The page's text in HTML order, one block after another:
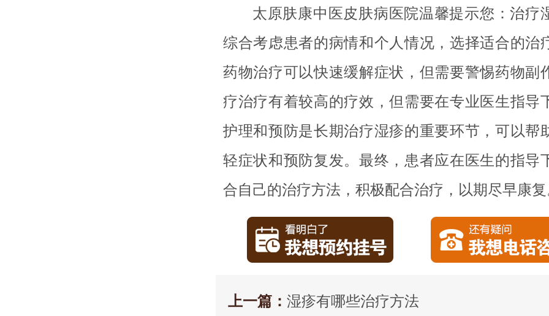
太原肤康中医皮肤病医院温馨提示您：治疗
综合考虑患者的病情和个人情况，选择适合的治
药物治疗可以快速缓解症状，但需要警惕药物副
疗治疗有着较高的疗效，但需要在专业医生指导
护理和预防是长期治疗湿疹的重要环节，可以帮
轻症状和预防复发。最终，患者应在医生的指导
合自己的治疗方法，积极配合治疗，以期尽早康
上一篇： 湿疹有哪些治疗方法